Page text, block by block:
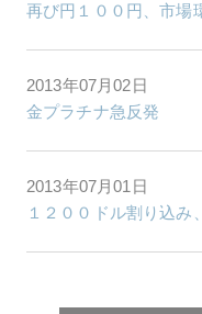
再び円１００円、市場
2013年07月02日
金プラチナ急反発
2013年07月01日
１２００ドル割り込み